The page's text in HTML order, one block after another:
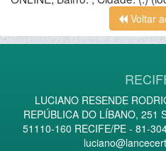
Voltar
LUCIANO RESENDE
REPÚBLICA DO LÍBANO, 251
51110-160 RECIFE/PE - 81-